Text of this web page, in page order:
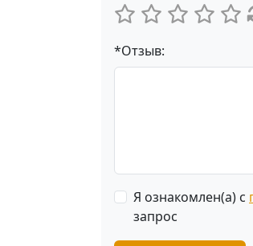
*Отзыв:
Я ознакомлен(а) с
запрос